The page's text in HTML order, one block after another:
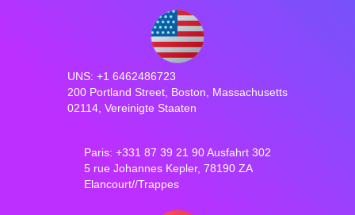
UNS: +1 6462486723
200 Portland Street, Boston, Massachusetts
02114, Vereinigte Staaten
Paris: +331 87 39 21 90 Ausfahrt 302
5 rue Johannes Kepler, 78190 ZA
Elancourt//Trappes